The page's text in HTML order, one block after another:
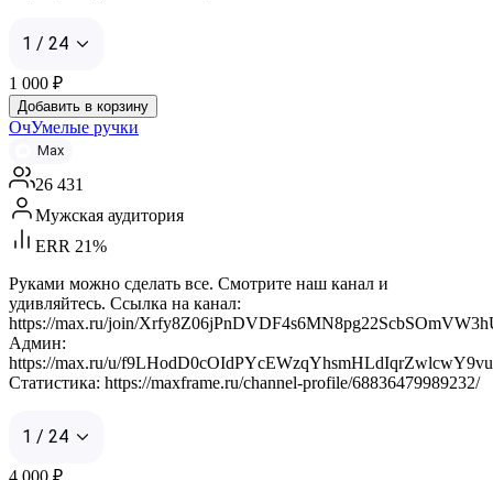
1 / 24
1 000 ₽
Добавить в корзину
ОчУмелые ручки
Max
26 431
Мужская аудитория
ERR 21%
Руками можно сделать все. Смотрите наш канал и
удивляйтесь. Ссылка на канал:
https://max.ru/join/
Админ:
https://max.ru/u/
Статистика: https://maxframe.ru/channel-profile/68836479989232/
1 / 24
4 000 ₽